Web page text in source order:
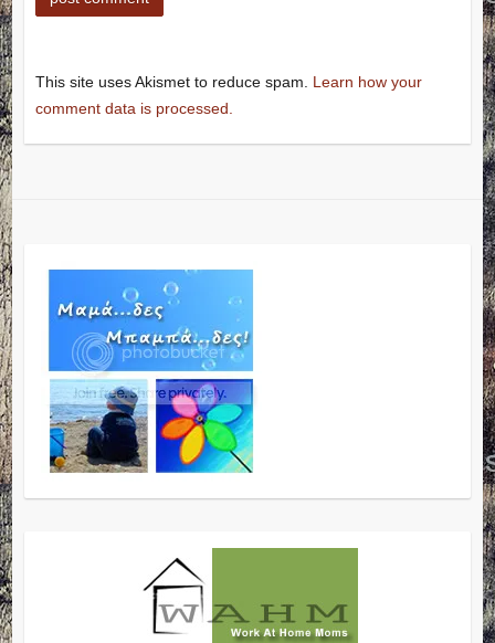
This site uses Akismet to reduce spam. Learn how your
comment data is processed.